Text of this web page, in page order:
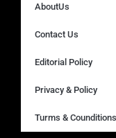
AboutUs
Contact Us
Editorial Policy
Privacy & Policy
Turms & Counditions